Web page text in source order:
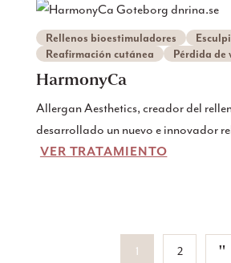
Rellenos bioestimuladores
Reafirmación cutánea
Pérdida de
HarmonyCa
Allergan Aesthetics, creador del
desarrollado un nuevo e innovador
HarmonyCa. Este relleno
VER TRATAMIENTO
1 2 "